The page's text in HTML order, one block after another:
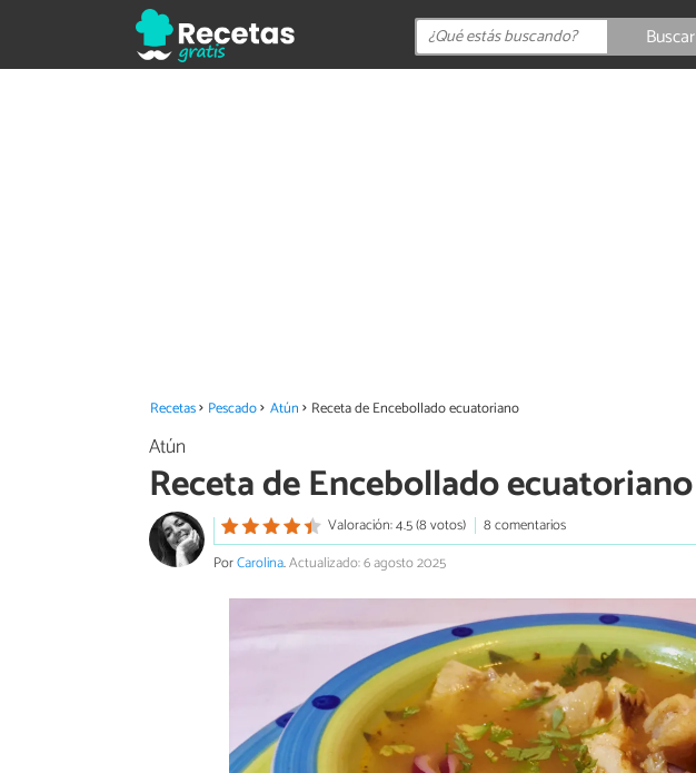
Buscar
Recetas Pescado Atún Receta de Encebollado ecuatoriano
Atún
Receta de Encebollado ecuatoriano
Valoración: 4.5 (8 votos)
8 comentarios
PorCarolina.Actualizado: 6 agosto 2025